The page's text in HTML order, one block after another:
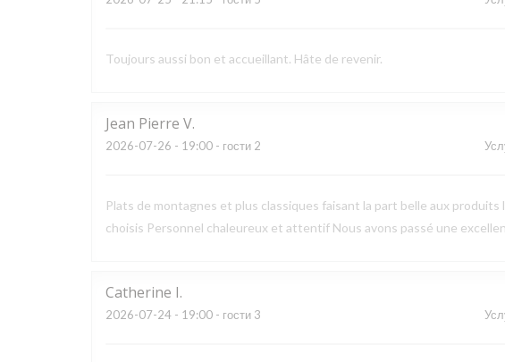
Toujours aussi bon et accueillant. Hâte de revenir.
Jean Pierre V
2026-07-26 - 19:00 - гости 2
Plats de montagnes et plus classiques faisant la part belle aux
choisis Personnel chaleureux et attentif Nous avons passé une
Catherine I
2026-07-24 - 19:00 - гости 3